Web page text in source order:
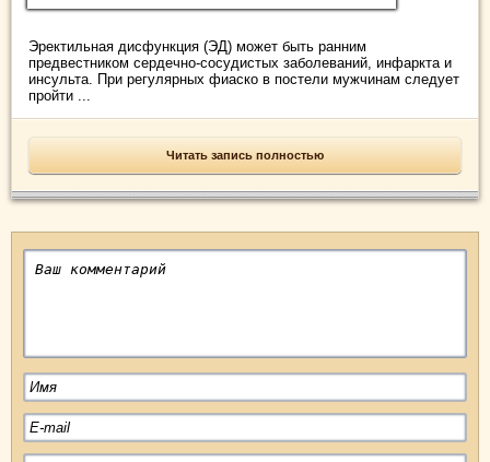
Эректильная дисфункция (ЭД) может быть ранним
предвестником сердечно-сосудистых заболеваний, инфаркта и
инсульта. При регулярных фиаско в постели мужчинам следует
пройти ...
Читать запись полностью